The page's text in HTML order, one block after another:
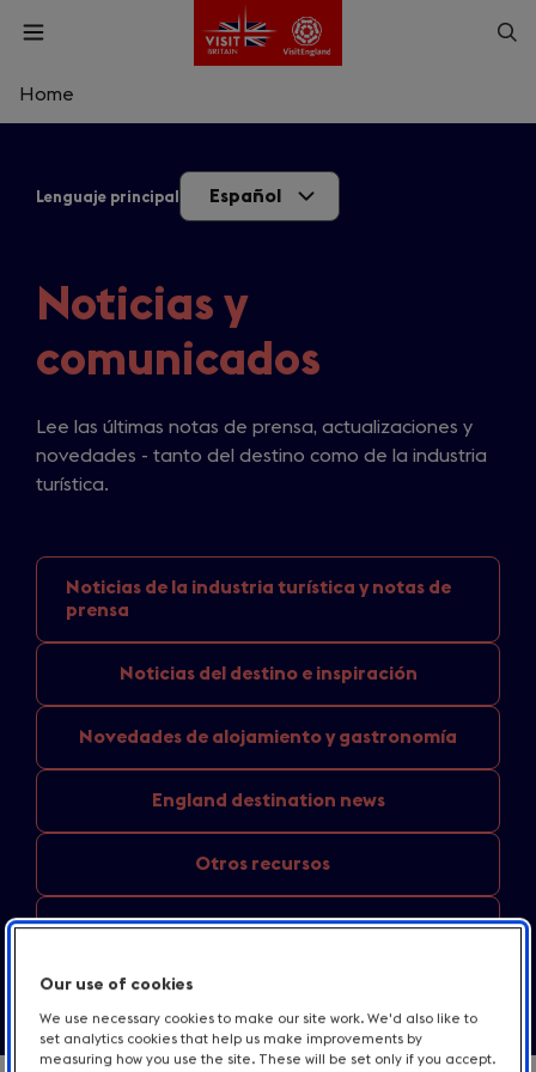
Skip
content
Open
Enter
a
Home
Lenguaje principal Español
Noticias y
comunicados
Lee las últimas notas de prensa, actualizaciones y
novedades - tanto del destino como de la industria
turística.
Noticias de la industria turística y notas de
prensa
Noticias del destino e inspiración
Novedades de alojamiento y gastronomía
England destination news
Otros recursos
Contacto
Our use of cookies
We use necessary cookies to make our site work. We'd also like to
set analytics cookies that help us make improvements by
measuring how you use the site. These will be set only if you accept.